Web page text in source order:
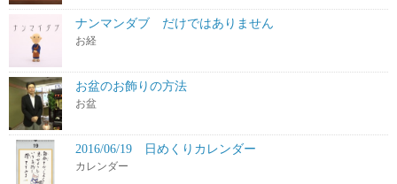
ナンマンダブ だけではありません
お経
お盆のお飾りの方法
お盆
2016/06/19 日めくりカレンダー
カレンダー